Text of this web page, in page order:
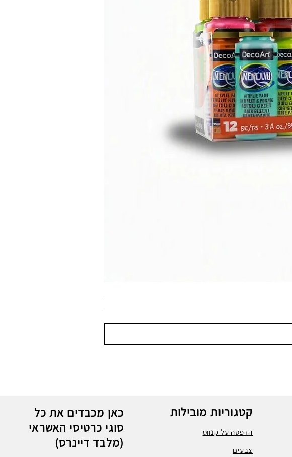
ספריי צבע שחור לטמבון MTN WEPRO Bumper Paint
מחיר
כאן מכבדים את כל
סוגי כרטיסי האשראי
(מלבד דיינרס)
קטגוריות מובילות
הדפסה על קנווס
צבעים